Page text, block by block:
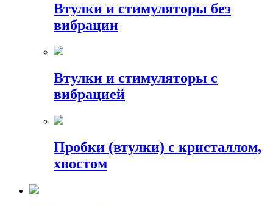
Втулки и стимуляторы без
вибрации
Втулки и стимуляторы с
вибрацией
Пробки (втулки) с кристаллом,
хвостом